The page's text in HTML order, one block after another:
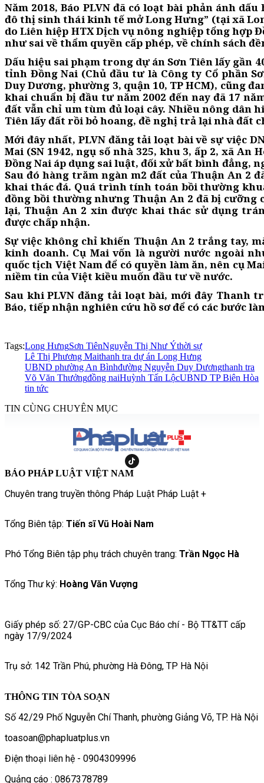
Năm 2018, Báo PLVN đã có loạt bài phản ánh
đô thị sinh thái kinh tế mở Long Hưng” (tại xã
do Liên hiệp HTX Dịch vụ nông nghiệp tổng hợp
như sai về thẩm quyền cấp phép, về chính sách
Dấu hiệu sai phạm trong dự án Sơn Tiên lấy gần
tỉnh Đồng Nai (Chủ đầu tư là Công ty Cổ phần
Duy Dương, phường 3, quận 10, TP HCM), cũng
khai chuẩn bị đầu tư năm 2002 đến nay đã 17
đất vẫn chỉ um tùm đủ loại cây. Nhiều nông dân
Tiên lấy đất rồi bỏ hoang, đề nghị trả lại nhà đất
Mới đây nhất, PLVN đăng tải loạt bài về sự việc
Mai (SN 1942, ngụ số nhà 325, khu 3, ấp 2, xã An
Đồng Nai áp dụng sai luật, đối xử bất bình đẳng,
Sau đó hàng trăm ngàn m2 đất của Thuận An 2
khai thác đá. Quá trình tính toán bồi thường
đồng bồi thường nhưng Thuận An 2 đã bị cưỡng
lại, Thuận An 2 xin được khai thác sử dụng
được chấp nhận.
Sự việc không chỉ khiến Thuận An 2 trắng tay,
kinh doanh. Cụ Mai vốn là người nước ngoài
quốc tịch Việt Nam để có quyền làm ăn, nên cụ
niềm tin của Việt kiều muốn đầu tư về nước.
Sau khi PLVN đăng tải loạt bài, mới đây Thanh
Báo, tiếp nhận nghiên cứu hồ sơ để có các bước
Tags:Long HưngSơn TiênNguyễn Thị Như Ýthời sự
Lê Thị Phương Maithanh tra dự án Long Hưng
UBND phường An Bìnhđường Nguyễn Duy Dươngthanh tra
Võ Văn Thưởngđồng naiHuỳnh Tấn LộcUBND TP Biên Hòa
tin tức
TIN CÙNG CHUYÊN MỤC
BÁO PHÁP LUẬT VIỆT NAM
Chuyên trang truyền thông Pháp Luật Pháp Luật +
Tổng Biên tập: Tiến sĩ Vũ Hoài Nam
Phó Tổng Biên tập phụ trách chuyên trang: Trần Ngọc Hà
Tổng Thư ký: Hoàng Văn Vượng
Giấy phép số: 27/GP-CBC của Cục Báo chí - Bộ TT&TT cấp
ngày 17/9/2024
Trụ sở: 142 Trần Phú, phường Hà Đông, TP Hà Nội
THÔNG TIN TÒA SOẠN
Số 42/29 Phố Nguyễn Chí Thanh, phường Giảng Võ, TP. Hà Nội
toasoan@phapluatplus.vn
Điện thoại liên hệ - 0904309996
Quảng cáo : 0867378789